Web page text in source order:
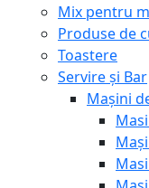
Mix pentru
Produse de
Toastere
Servire și Bar
Mașini